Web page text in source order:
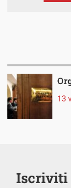
13
Iscriviti